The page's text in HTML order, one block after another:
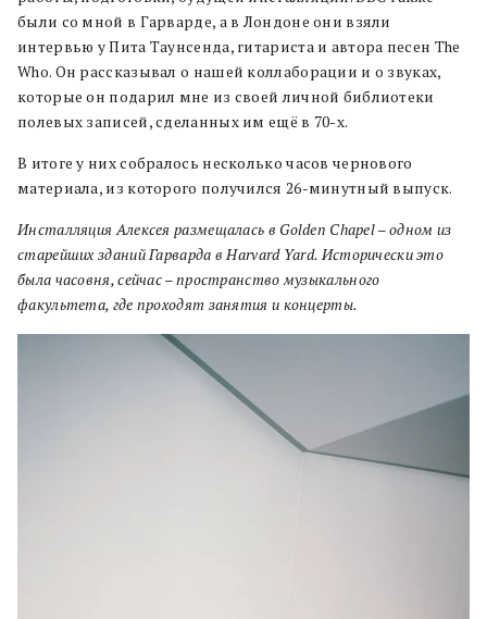
были со мной в Гарварде, а в Лондоне они взяли
интервью у Пита Таунсенда, гитариста и автора песен The
Who. Он рассказывал о нашей коллаборации и о звуках,
которые он подарил мне из своей личной библиотеки
полевых записей, сделанных им ещё в 70-х.
В итоге у них собралось несколько часов чернового
материала, из которого получился 26-минутный выпуск.
Инсталляция Алексея размещалась в Golden Chapel – одном из
старейших зданий Гарварда в Harvard Yard. Исторически это
была часовня, сейчас – пространство музыкального
факультета, где проходят занятия и концерты.